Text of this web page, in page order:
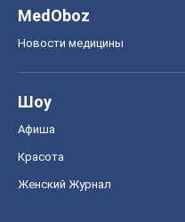
MedOboz
Новости медицины
Шоу
Афиша
Красота
Женский Журнал